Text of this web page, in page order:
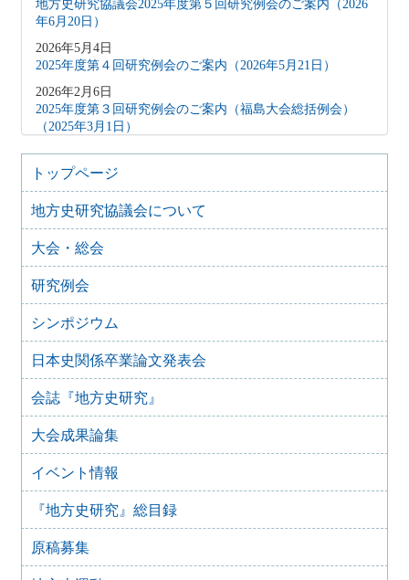
地方史研究協議会2025年度第５回研究例会のご案内（2026
年6月20日）
2026年5月4日
2025年度第４回研究例会のご案内（2026年5月21日）
2026年2月6日
2025年度第３回研究例会のご案内（福島大会総括例会）
（2025年3月1日）
2025年12月5日
2025年度第２回研究例会のご案内（伊予史談会との合同例
会）（2026年１月11日）
2025年10月7日
2025年度第１回研究例会のご案内（加能地域史研究会との
合同例会）（2025年11月8日）
2025年9月3日
2024年度第8回研究例会のご案内（2025年9月27日）
2025年6月5日
20日）
2025年6月5日
2024年度第6回研究例会（2025年7月12日）
2025年5月12日
2024年度第5回研究例会（2025年5月30日）
2025年2月27日
2025年1月21日
2024年度第3回研究例会（兵庫大会総括例会）（2025年2月
23日）
トップページ
地方史研究協議会について
大会・総会
研究例会
シンポジウム
日本史関係卒業論文発表会
会誌『地方史研究』
大会成果論集
イベント情報
『地方史研究』総目録
原稿募集